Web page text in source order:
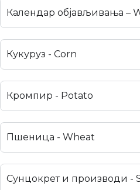
Календар објављивања –
Кукуруз - Corn
Кромпир - Potato
Пшеница - Wheat
Сунцокрет и производи -